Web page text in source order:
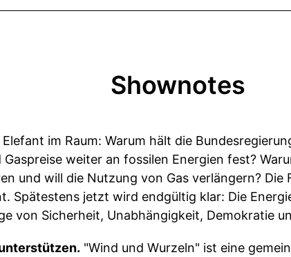
Shownotes
im Raum: Warum hält die
weiter an fossilen Energien fest?
und will die Nutzung von Gas verlängern? Die
Spätestens jetzt wird endgültig klar: Die
von Sicherheit, Unabhängigkeit, Demokratie
"Wind und Wurzeln" ist eine